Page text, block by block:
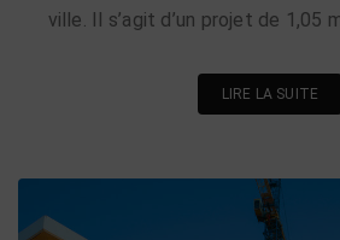
ville. Il s’agit d’un projet de 1,05
LIRE LA SUITE